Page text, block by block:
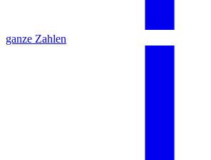
ganze Zahlen